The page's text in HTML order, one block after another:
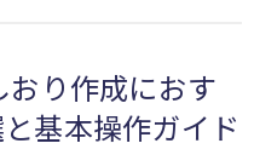
おり作成におす
基本操作ガイド